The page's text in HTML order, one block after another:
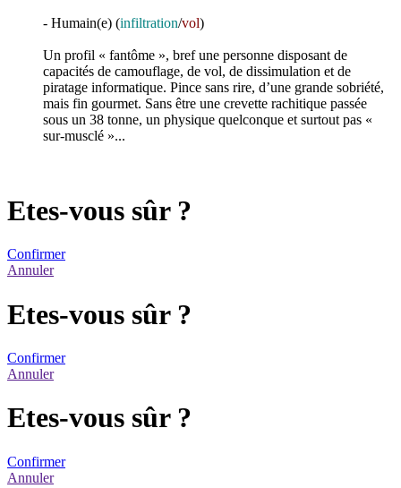
- Humain(e) (infiltration/vol)
Un profil « fantôme », bref une personne disposant de
capacités de camouflage, de vol, de dissimulation et de
piratage informatique. Pince sans rire, d’une grande sobriété,
mais fin gourmet. Sans être une crevette rachitique passée
sous un 38 tonne, un physique quelconque et surtout pas «
sur-musclé »...
Etes-vous sûr ?
Confirmer
Annuler
Etes-vous sûr ?
Confirmer
Annuler
Etes-vous sûr ?
Confirmer
Annuler